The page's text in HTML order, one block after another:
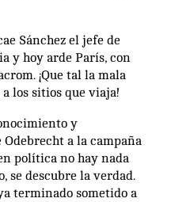
Sánchez el jefe de
y hoy arde París, con
¡Que tal la mala
los sitios que viaja!
y
a la campaña
política no hay nada
se descubre la verdad.
terminado sometido a